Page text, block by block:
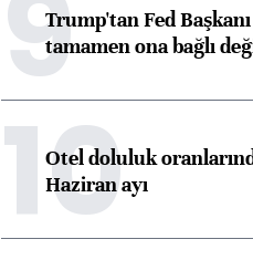
9Trump'tan Fed
tamamen ona bağlı
10
Otel doluluk
Haziran ayı